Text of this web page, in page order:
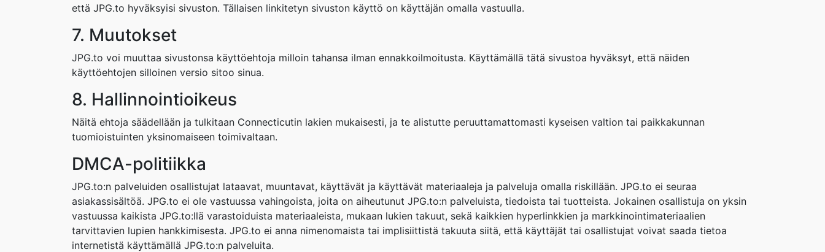
että JPG.to hyväksyisi sivuston. Tällaisen linkitetyn sivuston käyttö on käyttäjän omalla vastuulla.
7. Muutokset
JPG.to voi muuttaa sivustonsa käyttöehtoja milloin tahansa ilman ennakkoilmoitusta. Käyttämällä tätä sivustoa hyväksyt, että näiden
käyttöehtojen silloinen versio sitoo sinua.
8. Hallinnointioikeus
Näitä ehtoja säädellään ja tulkitaan Connecticutin lakien mukaisesti, ja te alistutte peruuttamattomasti kyseisen valtion tai paikkakunnan
tuomioistuinten yksinomaiseen toimivaltaan.
DMCA-politiikka
JPG.to:n palveluiden osallistujat lataavat, muuntavat, käyttävät ja käyttävät materiaaleja ja palveluja omalla riskillään. JPG.to ei seuraa
asiakassisältöä. JPG.to ei ole vastuussa vahingoista, joita on aiheutunut JPG.to:n palveluista, tiedoista tai tuotteista. Jokainen osallistuja on yksin
vastuussa kaikista JPG.to:llä varastoiduista materiaaleista, mukaan lukien takuut, sekä kaikkien hyperlinkkien ja markkinointimateriaalien
tarvittavien lupien hankkimisesta. JPG.to ei anna nimenomaista tai implisiittistä takuuta siitä, että käyttäjät tai osallistujat voivat saada tietoa
internetistä käyttämällä JPG.to:n palveluita.